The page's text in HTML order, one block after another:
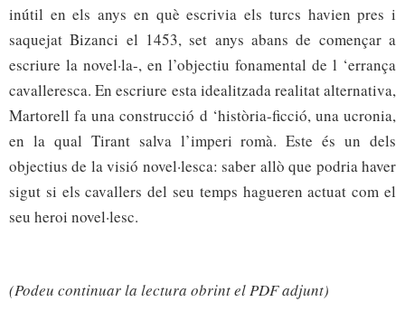
inútil en els anys en què escrivia els turcs havien pres i
saquejat Bizanci el 1453, set anys abans de començar a
escriure la novel·la-, en l’objectiu fonamental de l ‘errança
cavalleresca. En escriure esta idealitzada realitat alternativa,
Martorell fa una construcció d ‘història-ficció, una ucronia,
en la qual Tirant salva l’imperi romà. Este és un dels
objectius de la visió novel·lesca: saber allò que podria haver
sigut si els cavallers del seu temps hagueren actuat com el
seu heroi novel·lesc.
(Podeu continuar la lectura obrint el PDF adjunt)